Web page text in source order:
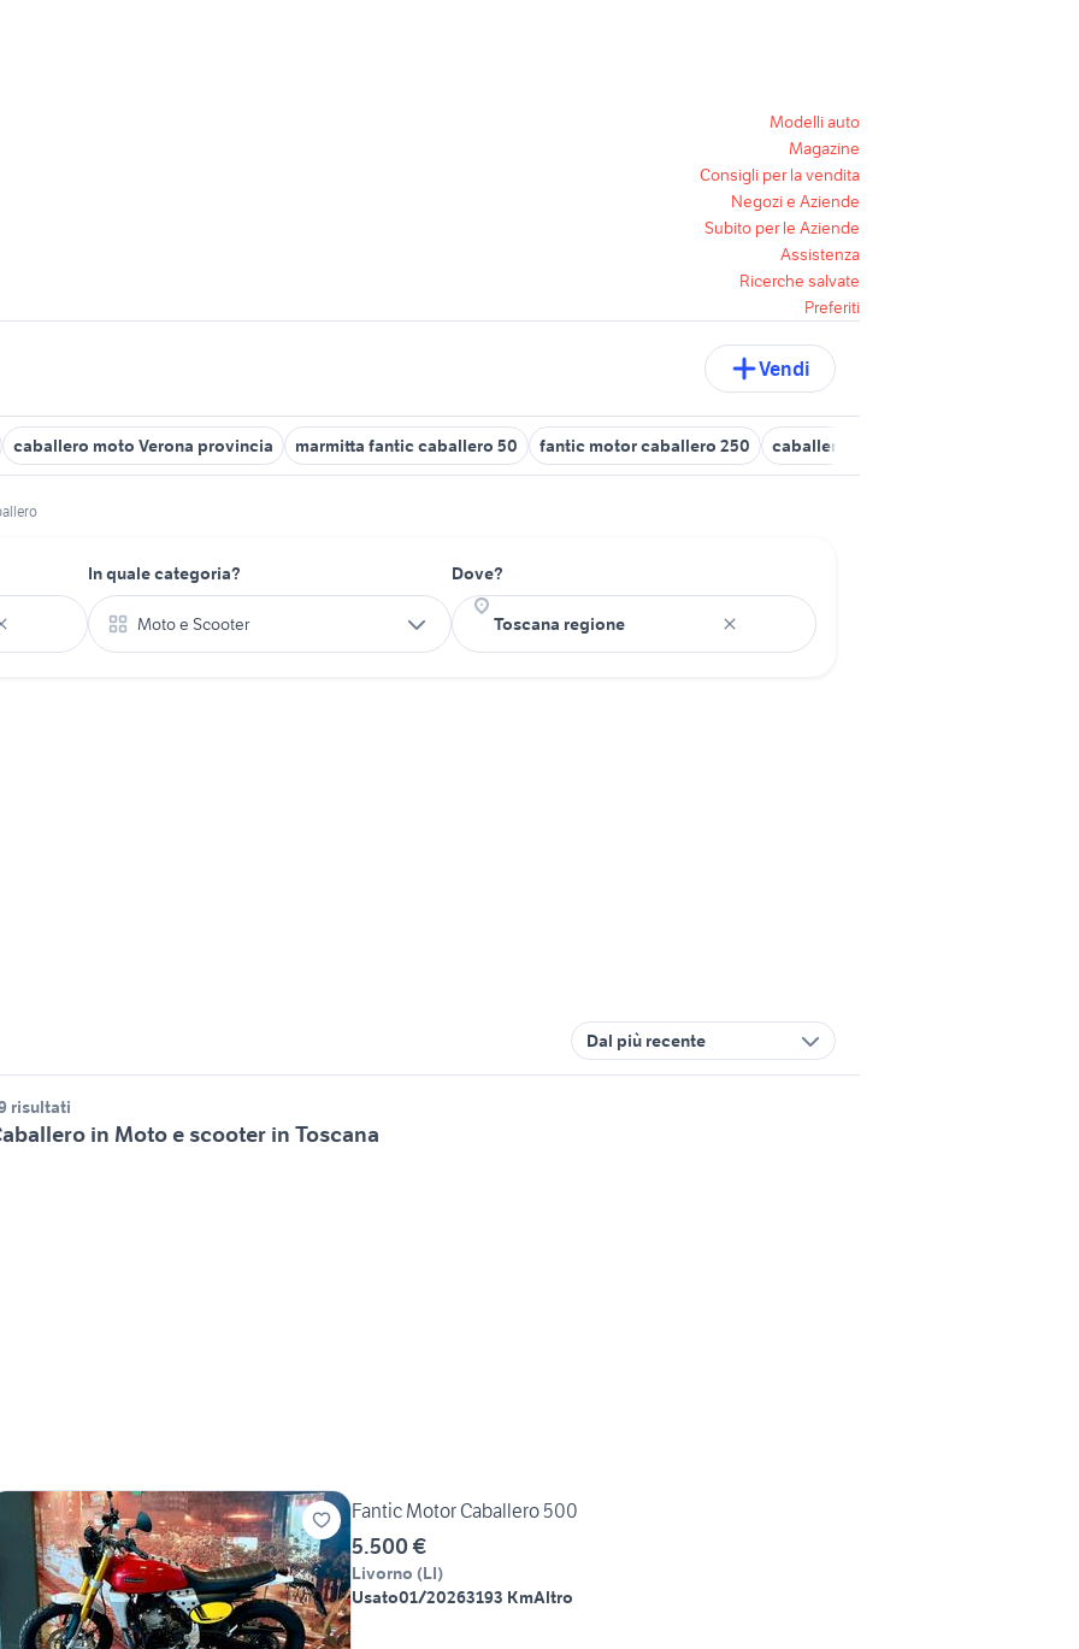
Modelli auto
Magazine
Consigli per la vendita
Negozi e Aziende
Subito per le Aziende
Assistenza
Ricerche salvate
Preferiti
Vendi
caballero moto Verona provincia marmitta fantic caballero 50 fantic motor caballero 250 caballero 500 moto Lombardia
In quale categoria?
Moto e Scooter
Dove?
Dal più recente
risultati
in Moto e scooter in Toscana
Fantic Motor Caballero 500
5.500 €
Livorno (LI)
Usato01/20263193 KmAltro